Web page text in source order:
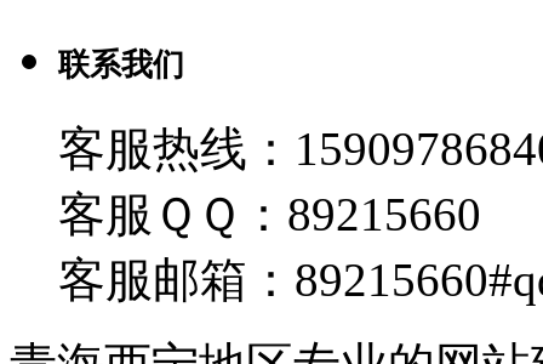
联系我们
客服热线：
客服ＱＱ：89215660
客服邮箱：